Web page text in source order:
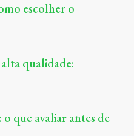
escolher o
qualidade:
que avaliar antes de